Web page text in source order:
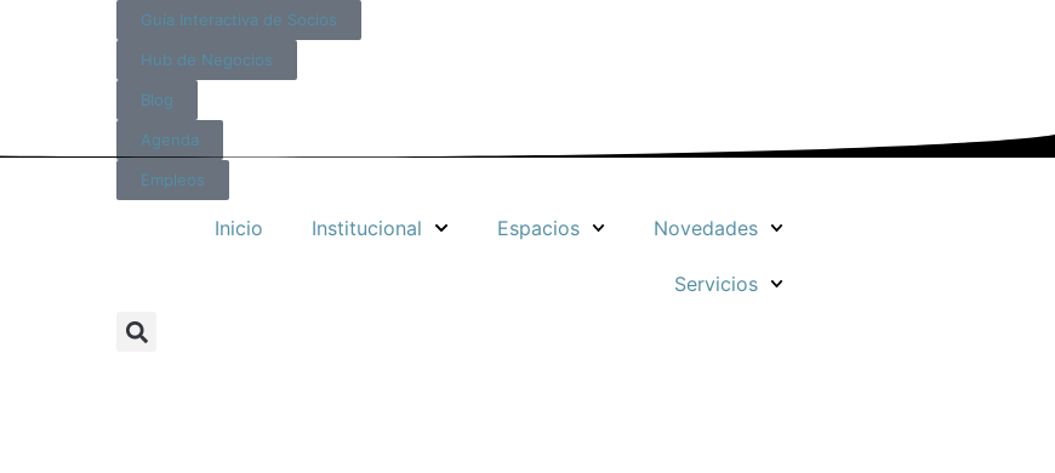
Guía Interactiva de Socios
Hub de Negocios
Blog
Agenda
Empleos
Inicio Institucional Espacios Novedades
Servicios